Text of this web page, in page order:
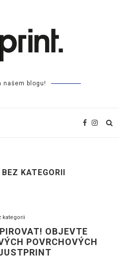
našem blogu!
BEZ KATEGORII
kategorii
OBJEVTE
POVRCHOVÝCH